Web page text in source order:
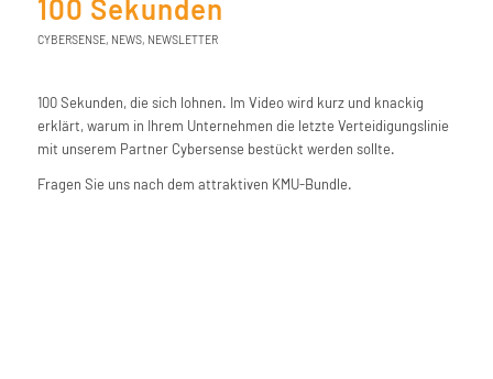
100 Sekunden
CYBERSENSE, NEWS, NEWSLETTER
100 Sekunden, die sich lohnen. Im Video wird kurz und knackig
erklärt, warum in Ihrem Unternehmen die letzte Verteidigungslinie
mit unserem Partner Cybersense bestückt werden sollte.
Fragen Sie uns nach dem attraktiven KMU-Bundle.